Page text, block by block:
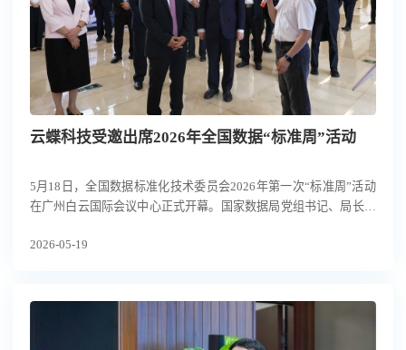
云蝶科技受邀出席2026年全国数据“标准周”活动
5月18日，全国数据标准化技术委员会2026年第一次“标准周”活动
在广州白云国际会议中心正式开幕。国家数据局党组书记、局长刘
洋及有关部门领导出席活动。继此前受邀参加国家数据局数字经济
2026-05-19